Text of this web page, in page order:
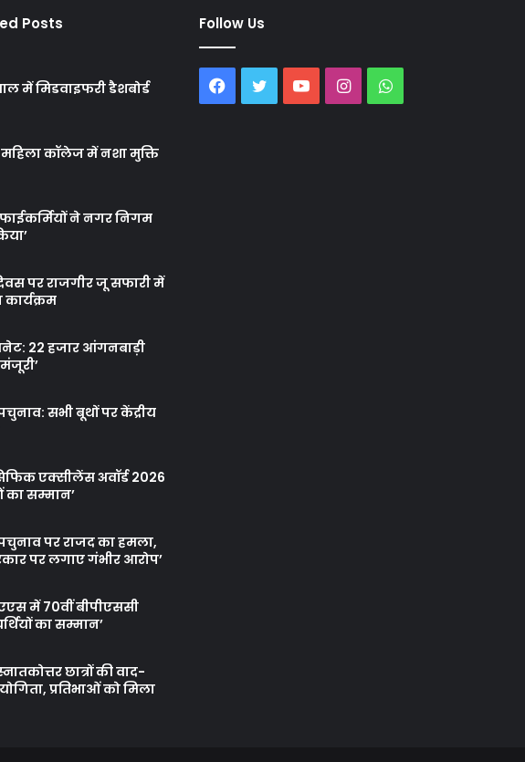
Posts
में मिडवाइफरी डैशबोर्ड
कॉलेज में नशा मुक्ति
ने नगर निगम
पर राजगीर जू सफारी में
22 हजार आंगनबाड़ी
सभी बूथों पर केंद्रीय
एक्सीलेंस अवॉर्ड 2026
का सम्मान’
पर राजद का हमला,
पर लगाए गंभीर आरोप’
में 70वीं बीपीएससी
का सम्मान’
छात्रों की वाद-
प्रतिभाओं को मिला
Follow Us
Facebook
TwitterYouTubeInstagramWhatsApp